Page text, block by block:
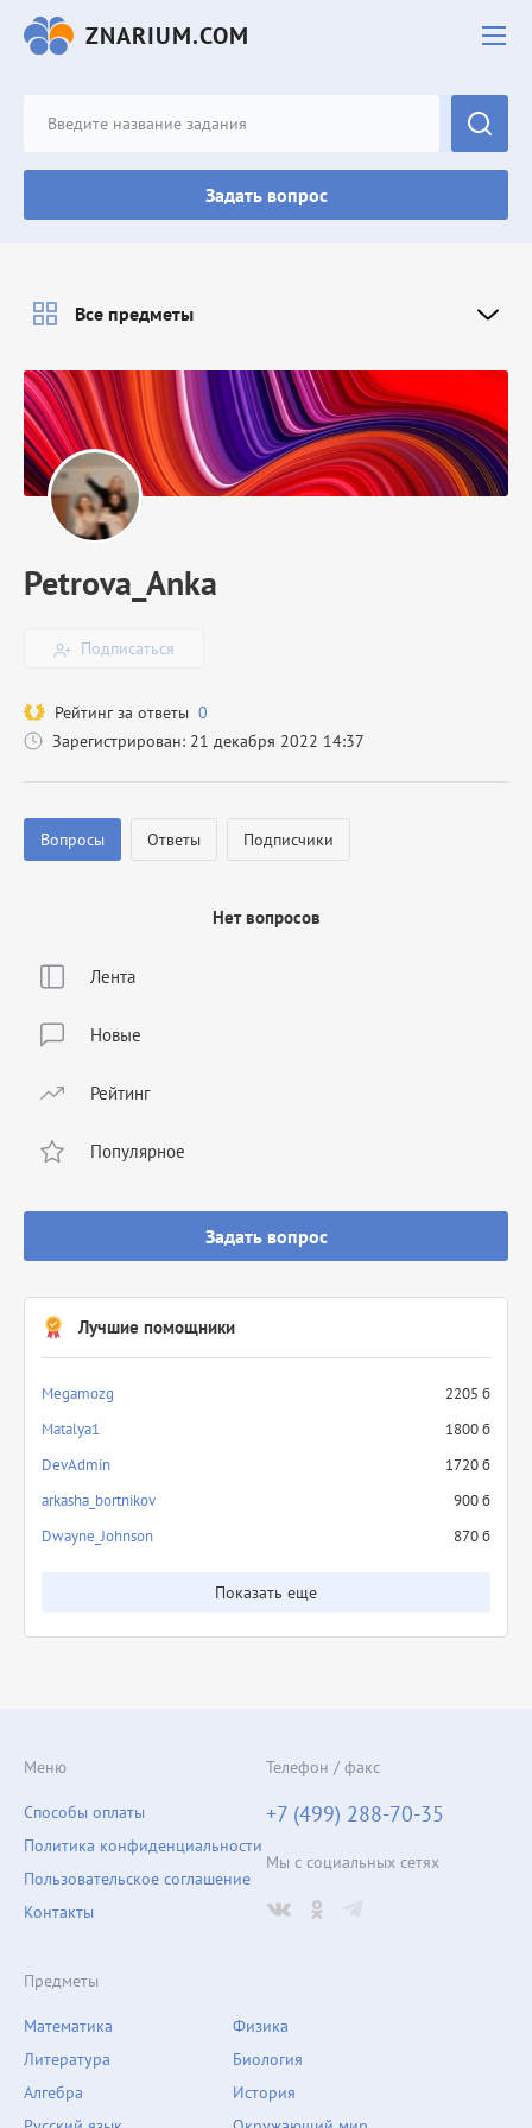
ZNARIUM.COM
Задать вопрос
Лента
Новые
Рейтинг
Популярное
Задать вопрос
Лучшие помощники
Megamozg
2205 б
Matalya1
1800 б
DevAdmin
1720 б
arkasha_bortnikov
900 б
Dwayne_Johnson
870 б
Показать еще
Petrova_Anka
Подписаться
Рейтинг за ответы 0
Зарегистрирован: 21 декабря 2022 14:37
Вопросы Ответы Подписчики
Нет вопросов
Все предметы
Предметы
Математика
Литература
Алгебра
Физика
Биология
История
Меню
Способы оплаты
Политика конфиденциальности
Пользовательское соглашение
Контакты
Телефон / факс
+7 (499) 288-70-35
Мы с социальных сетях